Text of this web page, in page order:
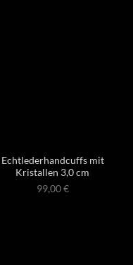
Echtlederhandcuffs mit
Kristallen 3,0 cm
99,00€